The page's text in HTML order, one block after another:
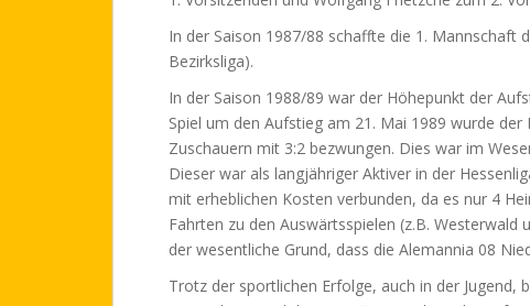
In der Saison 1987/88 schaffte die 1. Mannschaft
Bezirksliga).
In der Saison 1988/89 war der Höhepunkt der
Spiel um den Aufstieg am 21. Mai 1989 wurde der
Zuschauern mit 3:2 bezwungen. Dies war im
Dieser war als langjähriger Aktiver in der
mit erheblichen Kosten verbunden, da es nur 4
Fahrten zu den Auswärtsspielen (z.B.
der wesentliche Grund, dass die Alemannia 08
Trotz der sportlichen Erfolge, auch in der